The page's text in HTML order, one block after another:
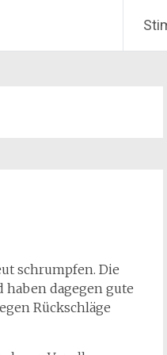
schrumpfen. Die
haben dagegen gute
Rückschläge